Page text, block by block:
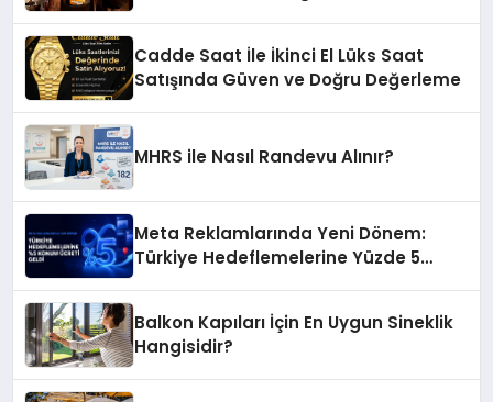
Cadde Saat İle İkinci El Lüks Saat
Satışında Güven ve Doğru Değerleme
MHRS ile Nasıl Randevu Alınır?
Meta Reklamlarında Yeni Dönem:
Türkiye Hedeflemelerine Yüzde 5
Balkon Kapıları İçin En Uygun Sineklik
Hangisidir?